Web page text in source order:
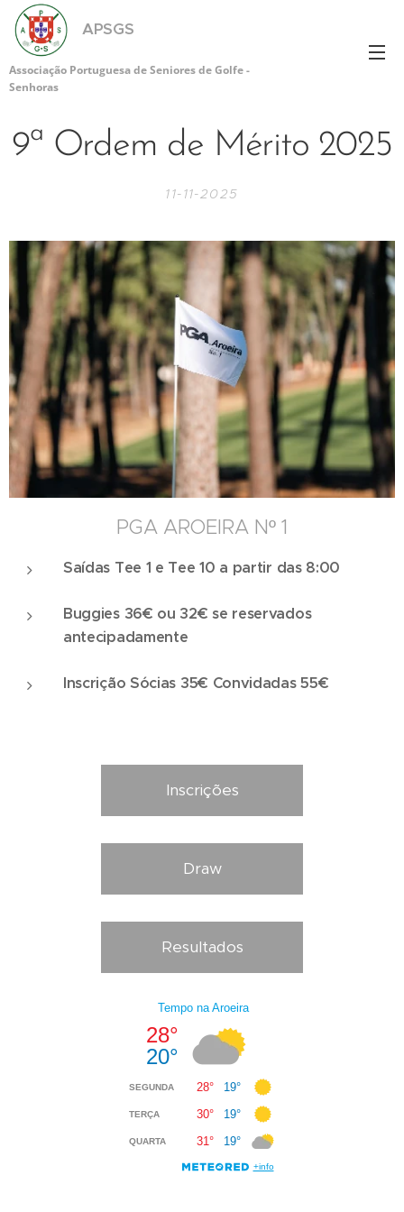
APSGS
Associação Portuguesa de Seniores de Golfe -
Senhoras
9ª Ordem de Mérito 2025
11-11-2025
PGA AROEIRA Nº 1
Saídas Tee 1 e Tee 10 a partir das 8:00
Buggies 36€ ou 32€ se reservados
antecipadamente
Inscrição Sócias 35€ Convidadas 55€
Inscrições
Draw
Resultados